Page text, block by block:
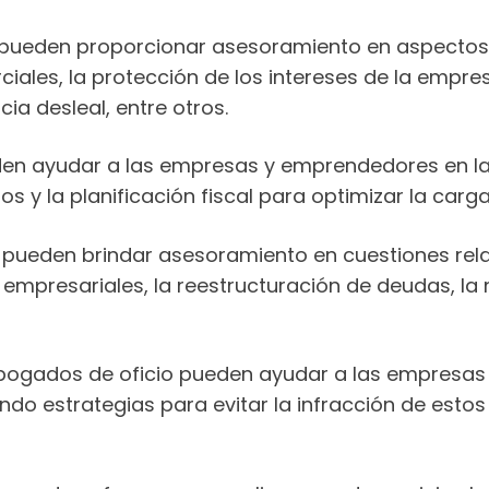
proporcionar asesoramiento en
la protección de los intereses de la
desleal, entre otros.
ayudar a las empresas y emprendedores en
y la planificación fiscal para optimizar la
brindar asesoramiento en cuestiones
la reestructuración de deudas,
de oficio pueden ayudar a las
estrategias para evitar la infracción de